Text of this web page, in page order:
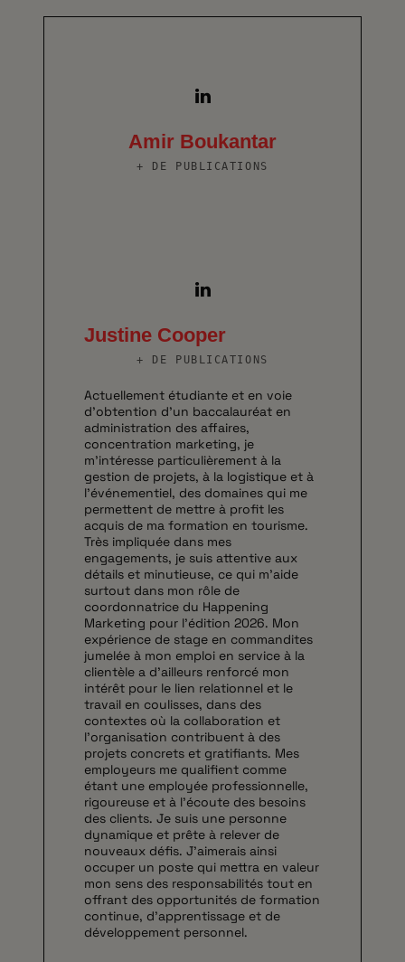
Amir Boukantar
+ DE PUBLICATIONS
Justine Cooper
+ DE PUBLICATIONS
Actuellement étudiante et en voie
d’obtention d’un baccalauréat en
administration des affaires,
concentration marketing, je
m’intéresse particulièrement à la
gestion de projets, à la logistique et à
l’événementiel, des domaines qui me
permettent de mettre à profit les
acquis de ma formation en tourisme.
Très impliquée dans mes
engagements, je suis attentive aux
détails et minutieuse, ce qui m’aide
surtout dans mon rôle de
coordonnatrice du Happening
Marketing pour l’édition 2026. Mon
expérience de stage en commandites
jumelée à mon emploi en service à la
clientèle a d’ailleurs renforcé mon
intérêt pour le lien relationnel et le
travail en coulisses, dans des
contextes où la collaboration et
l’organisation contribuent à des
projets concrets et gratifiants. Mes
employeurs me qualifient comme
étant une employée professionnelle,
rigoureuse et à l’écoute des besoins
des clients. Je suis une personne
dynamique et prête à relever de
nouveaux défis. J’aimerais ainsi
occuper un poste qui mettra en valeur
mon sens des responsabilités tout en
offrant des opportunités de formation
continue, d’apprentissage et de
développement personnel.